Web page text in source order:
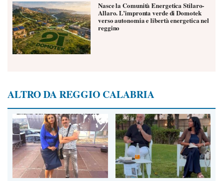
Nasce la Comunità Energetica Stilaro-
Allaro. L’impronta verde di Domotek
verso autonomia e libertà energetica nel
reggino
ALTRO DA REGGIO CALABRIA